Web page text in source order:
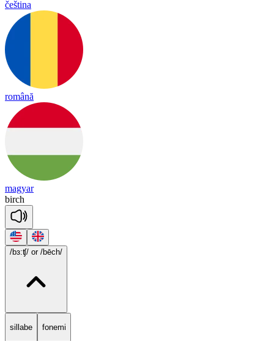
čeština
română
magyar
birch
/bɜ:ʧ/ or /bēch/
sillabe fonemi